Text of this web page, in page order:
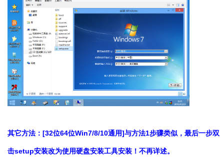
其它方法：[32位64位Win7/8/10通用]与方法1步骤类似，最后一步双
击setup安装改为使用硬盘安装工具安装！不再详述。